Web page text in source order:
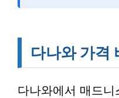
다나와 가격
다나와에서 매드